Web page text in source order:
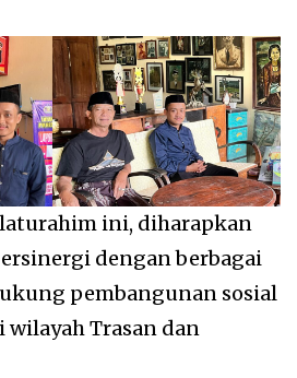
ini, diharapkan
dengan berbagai
pembangunan sosial
wilayah Trasan dan